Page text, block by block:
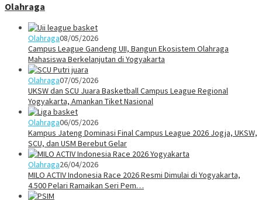
Olahraga
Olahraga08/05/2026
Campus League Gandeng UII, Bangun Ekosistem Olahraga
Mahasiswa Berkelanjutan di Yogyakarta
Olahraga07/05/2026
UKSW dan SCU Juara Basketball Campus League Regional
Yogyakarta, Amankan Tiket Nasional
Olahraga06/05/2026
Kampus Jateng Dominasi Final Campus League 2026 Jogja, UKSW,
SCU, dan USM Berebut Gelar
Olahraga26/04/2026
MILO ACTIV Indonesia Race 2026 Resmi Dimulai di Yogyakarta,
4.500 Pelari Ramaikan Seri Pem…